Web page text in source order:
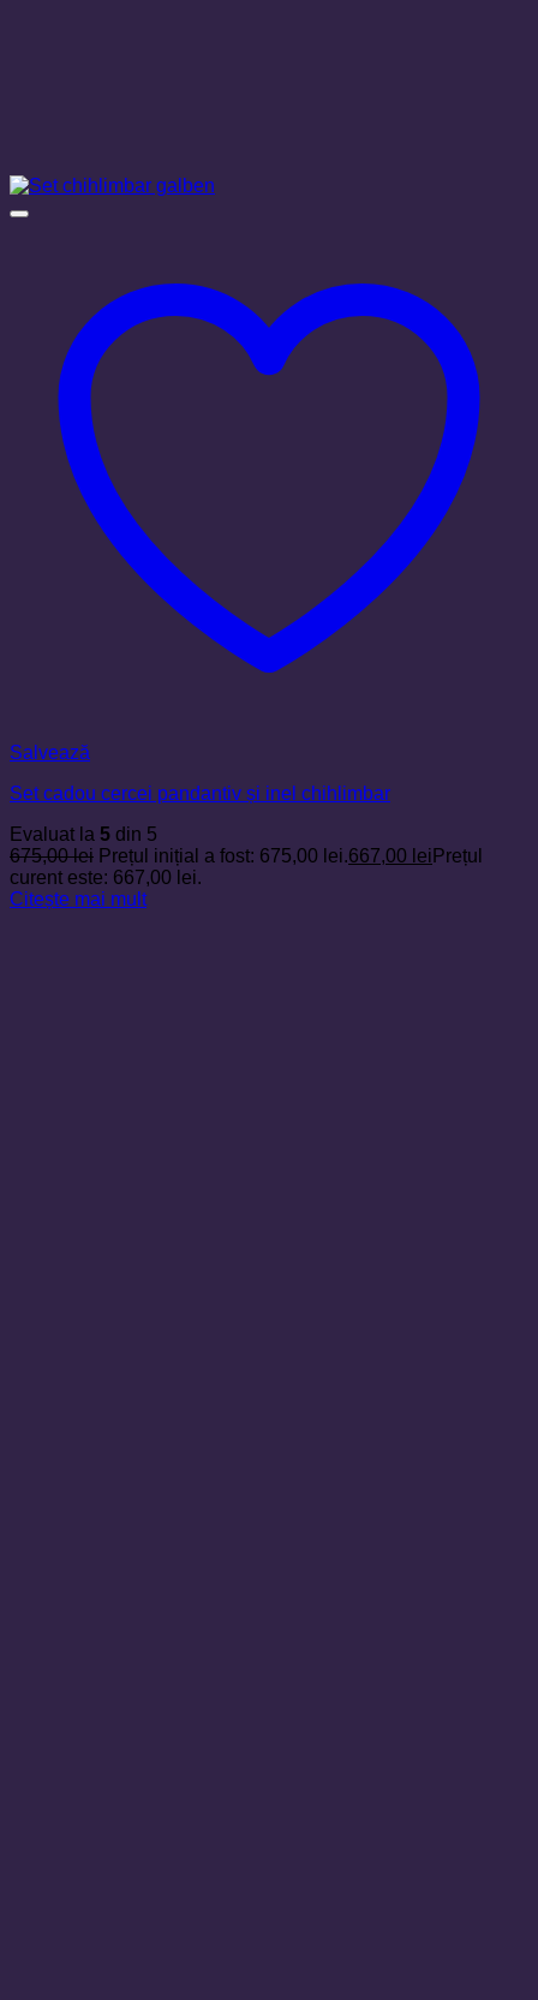
Salvează
Set cadou cercei pandantiv și inel chihlimbar
Evaluat la 5 din 5
675,00lei Prețul inițial a fost: 675,00 lei.667,00 lei Prețul
curent este: 667,00 lei.
Citește mai mult